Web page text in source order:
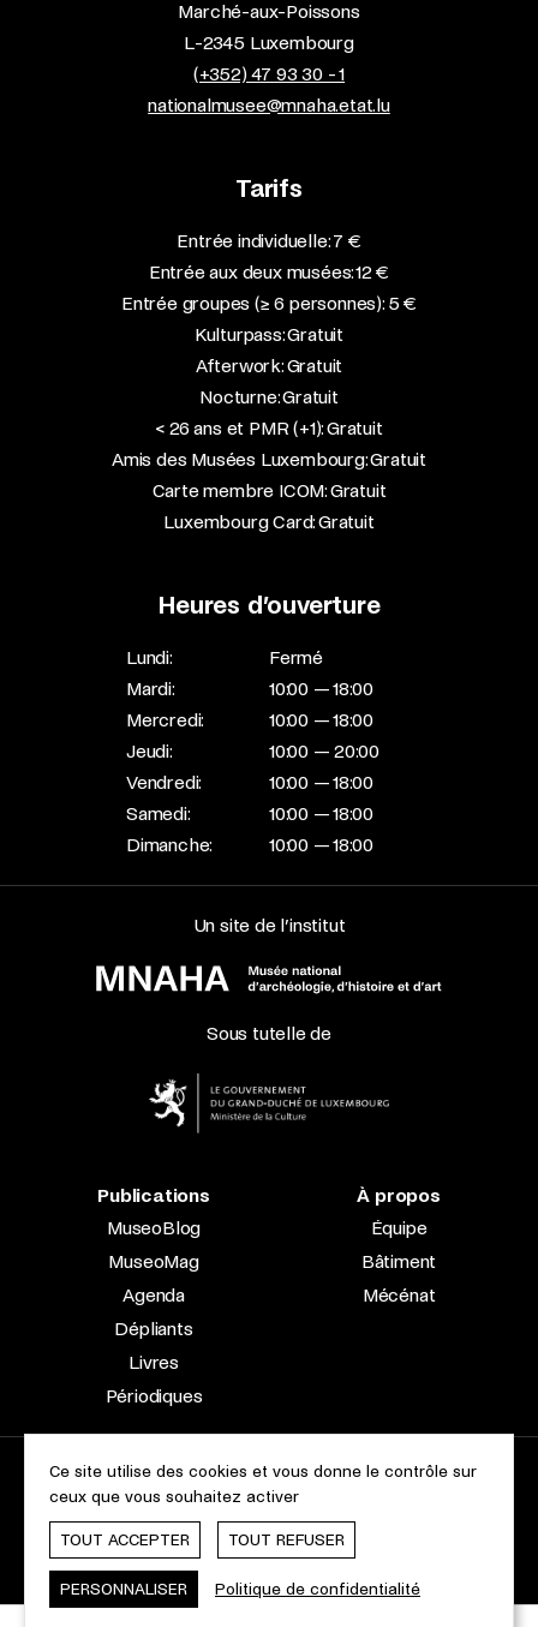
Marché-aux-Poissons
L-2345 Luxembourg
(+352) 47 93 30 - 1
nationalmusee@mnaha.etat.lu
Tarifs
Entrée individuelle: 7 €
Entrée aux deux musées: 12 €
Entrée groupes (≥ 6 personnes): 5 €
Kulturpass: Gratuit
Afterwork: Gratuit
Nocturne: Gratuit
< 26 ans et PMR (+1): Gratuit
Amis des Musées Luxembourg: Gratuit
Carte membre ICOM: Gratuit
Luxembourg Card: Gratuit
Heures d’ouverture
Lundi:
Fermé
Mardi:
10:00 — 18:00
Mercredi:
10:00 — 18:00
Jeudi:
10:00 — 20:00
Vendredi:
10:00 — 18:00
Samedi:
10:00 — 18:00
Dimanche:
10:00 — 18:00
Un site de l’institut
Sous tutelle de
Publications
MuseoBlog
MuseoMag
Agenda
Dépliants
Livres
Périodiques
À propos
Équipe
Bâtiment
Mécénat
2023 © Le Musée national d’archéologie, d’histoire et d’art |
À propos du site
Accessibilité
Charte des cookies
Ce site utilise des cookies et vous donne le contrôle sur
ceux que vous souhaitez activer
TOUT ACCEPTER TOUT REFUSER
PERSONNALISER Politique de confidentialité